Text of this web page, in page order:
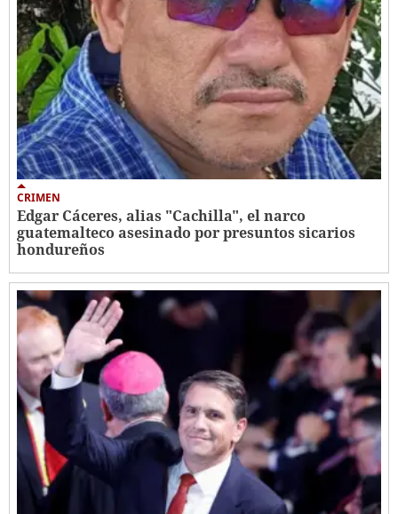
CRIMEN
Edgar Cáceres, alias "Cachilla", el narco
guatemalteco asesinado por presuntos sicarios
hondureños